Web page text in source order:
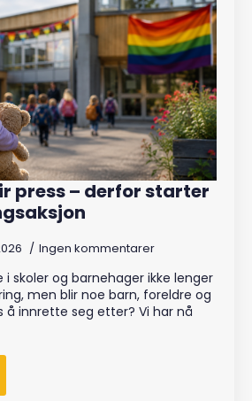
press – derfor starter
Ingen kommentarer
i skoler og barnehager ikke lenger
men blir noe barn, foreldre og
innrette seg etter? Vi har nå